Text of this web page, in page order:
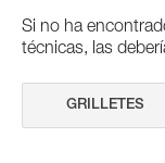
Si no ha
técnicas, las